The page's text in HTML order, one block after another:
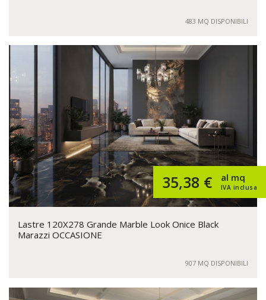
483 MQ DISPONIBILI
35,38 € IVA inclusa
al mq
Lastre 120X278 Grande Marble Look Onice Black
Marazzi OCCASIONE
907 MQ DISPONIBILI